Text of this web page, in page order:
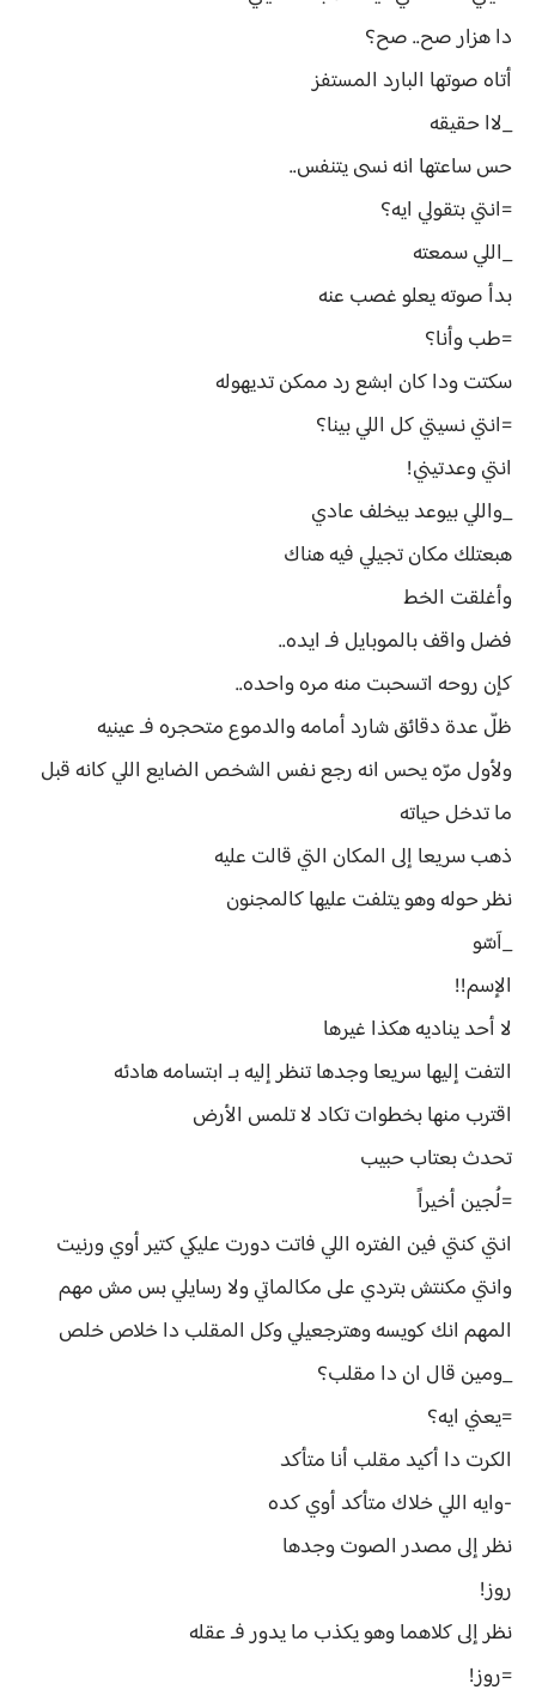
دا هزار صح.. صح؟
أتاه صوتها البارد المستفز
_لاا حقيقه
حس ساعتها انه نسى يتنفس..
=انتي بتقولي ايه؟
_اللي سمعته
بدأ صوته يعلو غصب عنه
=طب وأنا؟
سكتت ودا كان ابشع رد ممكن تديهوله
=انتي نسيتي كل اللي بينا؟
انتي وعدتيني!
_واللي بيوعد بيخلف عادي
هبعتلك مكان تجيلي فيه هناك
وأغلقت الخط
فضل واقف بالموبايل فـ ايده..
كإن روحه اتسحبت منه مره واحده..
ظلّ عدة دقائق شارد أمامه والدموع متحجره فـ عينيه
ولأول مرّه يحس انه رجع نفس الشخص الضايع اللي كانه قبل
ما تدخل حياته
ذهب سريعا إلى المكان التي قالت عليه
نظر حوله وهو يتلفت عليها كالمجنون
_آسّو
الإسم!!
لا أحد يناديه هكذا غيرها
التفت إليها سريعا وجدها تنظر إليه بـ ابتسامه هادئه
اقترب منها بخطوات تكاد لا تلمس الأرض
تحدث بعتاب حبيب
=لُجين أخيراً
انتي كنتي فين الفتره اللي فاتت دورت عليكي كتير أوي ورنيت
وانتي مكنتش بتردي على مكالماتي ولا رسايلي بس مش مهم
المهم انك كويسه وهترجعيلي وكل المقلب دا خلاص خلص
_ومين قال ان دا مقلب؟
=يعني ايه؟
الكرت دا أكيد مقلب أنا متأكد
-وايه اللي خلاك متأكد أوي كده
نظر إلى مصدر الصوت وجدها
روز!
نظر إلى كلاهما وهو يكذب ما يدور فـ عقله
=روز!